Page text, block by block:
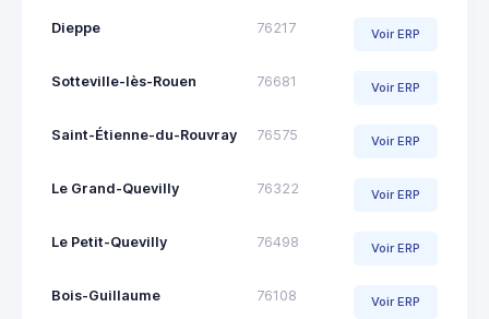
Dieppe 76217 Voir ERP
Sotteville-lès-Rouen 76681 Voir ERP
Saint-Étienne-du-Rouvray 76575 Voir ERP
Le Grand-Quevilly 76322 Voir ERP
Le Petit-Quevilly 76498 Voir ERP
Bois-Guillaume 76108 Voir ERP